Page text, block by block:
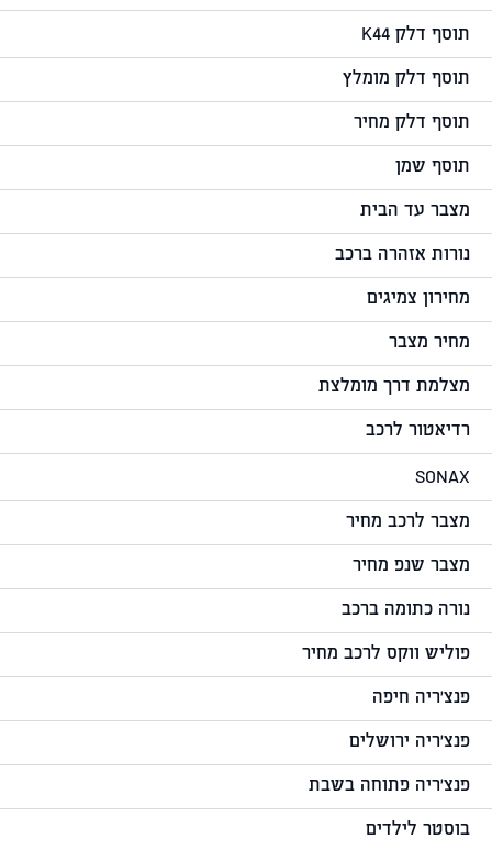
תוסף דלק K44
תוסף דלק מומלץ
תוסף דלק מחיר
תוסף שמן
מצבר עד הבית
נורות אזהרה ברכב
מחירון צמיגים
מחיר מצבר
מצלמת דרך מומלצת
רדיאטור לרכב
SONAX
מצבר לרכב מחיר
מצבר שנפ מחיר
נורה כתומה ברכב
פוליש ווקס לרכב מחיר
פנצ'ריה חיפה
פנצ'ריה ירושלים
פנצ'ריה פתוחה בשבת
בוסטר לילדים